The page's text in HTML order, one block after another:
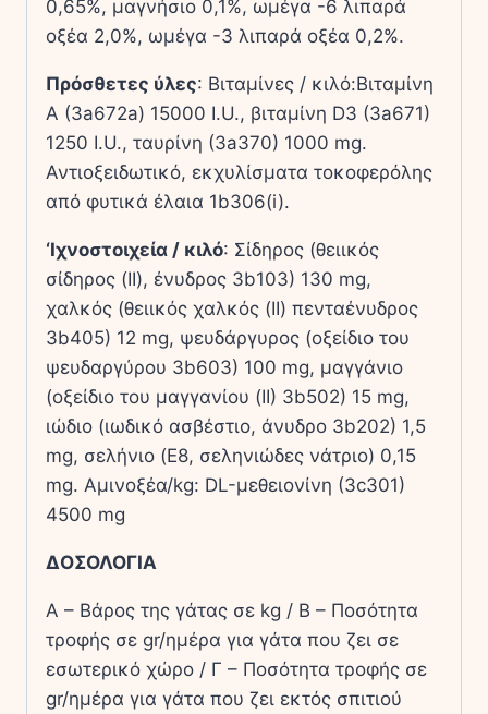
0,65%, μαγνήσιο 0,1%, ωμέγα -6 λιπαρά
οξέα 2,0%, ωμέγα -3 λιπαρά οξέα 0,2%.
Πρόσθετες ύλες: Βιταμίνες / κιλό:Βιταμίνη
A (3a672a) 15000 I.U., βιταμίνη D3 (3a671)
1250 I.U., ταυρίνη (3a370) 1000 mg.
Αντιοξειδωτικό, εκχυλίσματα τοκοφερόλης
από φυτικά έλαια 1b306(i).
‘Ιχνοστοιχεία / κιλό: Σίδηρος (θειικός
σίδηρος (II), ένυδρος 3b103) 130 mg,
χαλκός (θειικός χαλκός (II) πενταένυδρος
3b405) 12 mg, ψευδάργυρος (οξείδιο του
ψευδαργύρου 3b603) 100 mg, μαγγάνιο
(οξείδιο του μαγγανίου (II) 3b502) 15 mg,
ιώδιο (ιωδικό ασβέστιο, άνυδρο 3b202) 1,5
mg, σελήνιο (E8, σεληνιώδες νάτριο) 0,15
mg. Aμινοξέα/kg: DL-µεθειονίνη (3c301)
4500 mg
ΔΟΣΟΛΟΓΙΑ
Α – Βάρος της γάτας σε kg / Β – Ποσότητα
τροφής σε gr/ημέρα για γάτα που ζει σε
εσωτερικό χώρο / Γ – Ποσότητα τροφής σε
gr/ημέρα για γάτα που ζει εκτός σπιτιού